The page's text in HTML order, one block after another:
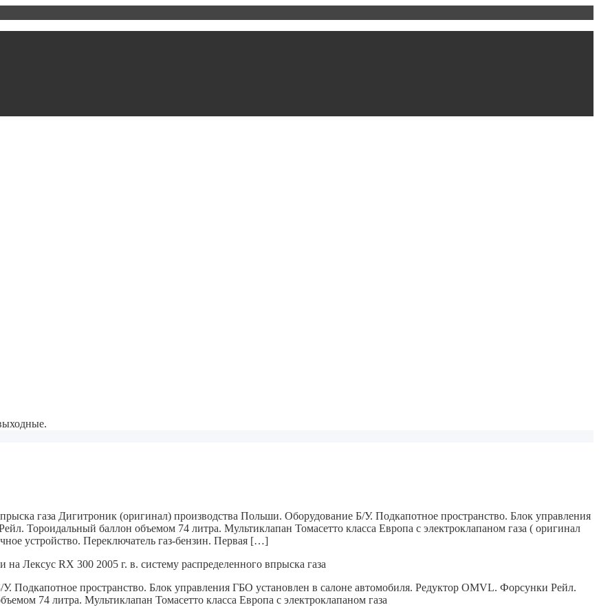
газа Дигитроник (оригинал) производства Польши. Оборудование Б/У. Подкапотное пространство. Блок управления
Тороидальный баллон объемом 74 литра. Мультиклапан Томасетто класса Европа с электроклапаном газа ( оригинал
устройство. Переключатель газ-бензин. Первая […]
на Лексус RX 300 2005 г. в. систему распределенного впрыска газа
У. Подкапотное пространство. Блок управления ГБО установлен в салоне автомобиля. Редуктор OMVL. Форсунки Рейл.
74 литра. Мультиклапан Томасетто класса Европа с электроклапаном газа